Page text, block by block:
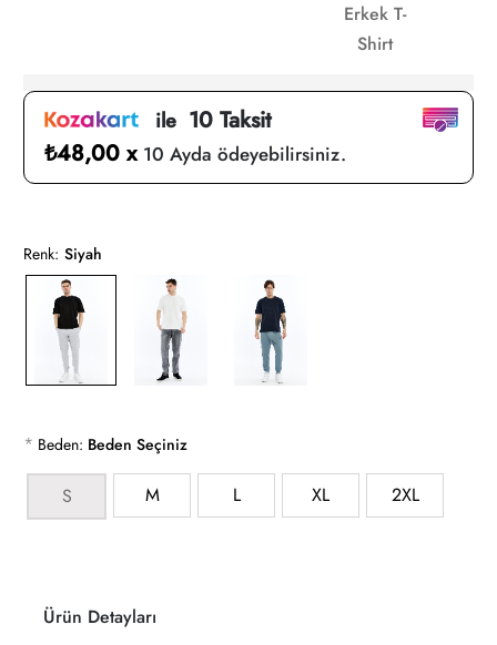
Erkek T-
Shirt
ile10 Taksit
₺48,00 x 10 Ayda ödeyebilirsiniz.
Renk: Siyah
* Beden: Beden Seçiniz
S M L XL 2XL
Ürün Detayları